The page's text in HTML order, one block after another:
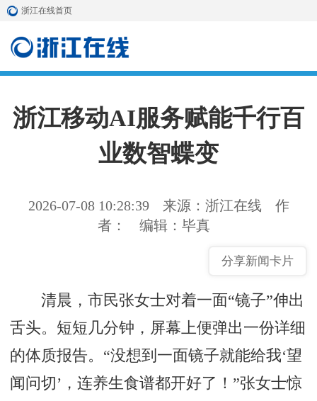
浙江在线首页
浙江移动AI服务赋能千行百
业数智蝶变
2026-07-08 10:28:39 来源：浙江在线
作
者：
编辑：毕真
分享新闻卡片
清晨，市民张女士对着一面“镜子”伸出
舌头。短短几分钟，屏幕上便弹出一份详细
的体质报告。“没想到一面镜子就能给我‘望
闻问切’，连养生食谱都开好了！”张女士惊